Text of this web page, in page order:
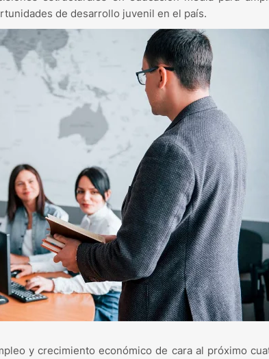
de desarrollo juvenil en el país.
y crecimiento económico de cara al próximo